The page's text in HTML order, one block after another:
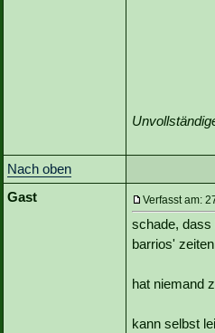
Nach oben
Gast
Verfasst am:
schade, dass
barrios'
hat niemand
kann selbst